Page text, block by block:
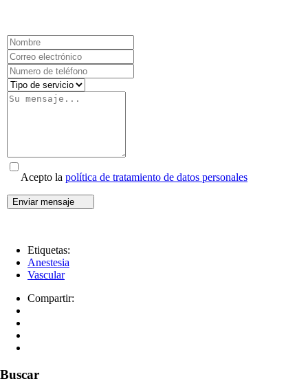
Acepto la política de tratamiento de datos personales
Enviar mensaje
Etiquetas:
Anestesia
Vascular
Compartir:
Buscar